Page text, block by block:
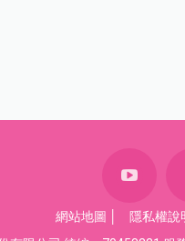
網站地圖 隱私權說